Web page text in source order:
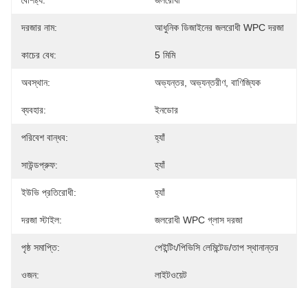
দরজার নাম: আধুনিক ডিজাইনের জলরোধী WPC দরজা
কাচের বেধ: 5 মিমি
অবস্থান: অভ্যন্তর, অভ্যন্তরীণ, বাণিজ্যিক
ব্যবহার: ইনডোর
পরিবেশ বান্ধব: হ্যাঁ
সাউন্ডপ্রুফ: হ্যাঁ
ইউভি প্রতিরোধী: হ্যাঁ
দরজা স্টাইল: জলরোধী WPC গ্লাস দরজা
পৃষ্ঠ সমাপ্তি: পেইন্টিং/পিভিসি লেমিন্টেড/তাপ স্থানান্তর
ওজন: লাইটওয়েট